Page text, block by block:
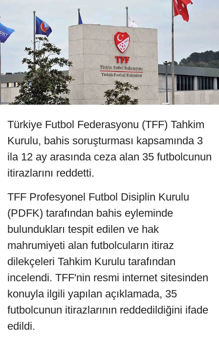
Türkiye Futbol Federasyonu (TFF) Tahkim
Kurulu, bahis soruşturması kapsamında 3
ila 12 ay arasında ceza alan 35 futbolcunun
itirazlarını reddetti.
TFF Profesyonel Futbol Disiplin Kurulu
(PDFK) tarafından bahis eyleminde
bulundukları tespit edilen ve hak
mahrumiyeti alan futbolcuların itiraz
dilekçeleri Tahkim Kurulu tarafından
incelendi. TFF'nin resmi internet sitesinden
konuyla ilgili yapılan açıklamada, 35
futbolcunun itirazlarının reddedildiğini ifade
edildi.